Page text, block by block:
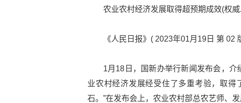
农业农村经济发展取得超预期成效(权
《人民日报》( 2023年01月19日 第 02
1月18日，国新办举行新闻发布会，介
业农村经济发展经受住了多重考验，取
石。”在发布会上，农业农村部总农艺师、